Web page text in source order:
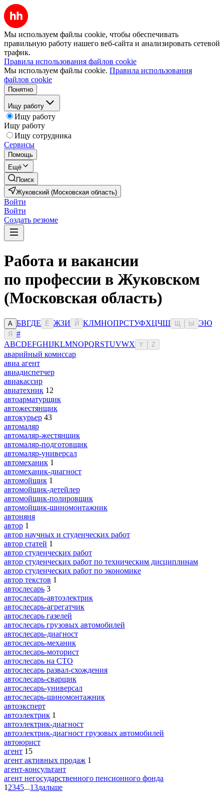
Мы используем файлы cookie, чтобы обеспечивать
правильную работу нашего веб-сайта и анализировать сетевой
трафик.
Правила использования файлов cookie
Мы используем файлы cookie. Правила использования
файлов cookie
Понятно
Ищу работу
Ищу работу
Ищу работу
Ищу сотрудника
Сервисы
Помощь
Ещё
Поиск
Жуковский (Московская область)
Войти
Войти
Создать резюме
Работа и вакансии
по профессии в Жуковском
(Московская область)
А БВГДЕ Ё ЖЗИ Й КЛМНОПРСТУФХЦЧШ Ы ЭЮ
Я
#
ABCDEFGHIJKLMNOPQRSTUVWX Y Z
аварийный комиссар
авиа агент
авиадиспетчер
авиакассир
авиатехник 12
автоарматурщик
автожестянщик
автокурьер 43
автомаляр
автомаляр-жестянщик
автомаляр-подготовщик
автомаляр-универсал
автомеханик 1
автомеханик-диагност
автомойщик 1
автомойщик-детейлер
автомойщик-полировщик
автомойщик-шиномонтажник
автоняня
автор 1
автор научных и студенческих работ
автор статей 1
автор студенческих работ
автор студенческих работ по техническим дисциплинам
автор студенческих работ по экономике
автор текстов 1
автослесарь 3
автослесарь-автоэлектрик
автослесарь-агрегатчик
автослесарь газелей
автослесарь грузовых автомобилей
автослесарь-диагност
автослесарь-механик
автослесарь-моторист
автослесарь на СТО
автослесарь развал-схождения
автослесарь-сварщик
автослесарь-универсал
автослесарь-шиномонтажник
автоэксперт
автоэлектрик 1
автоэлектрик-диагност
автоэлектрик-диагност грузовых автомобилей
автоюрист
агент 15
агент активных продаж 1
агент-консультант
агент негосударственного пенсионного фонда
1 2345...13дальше